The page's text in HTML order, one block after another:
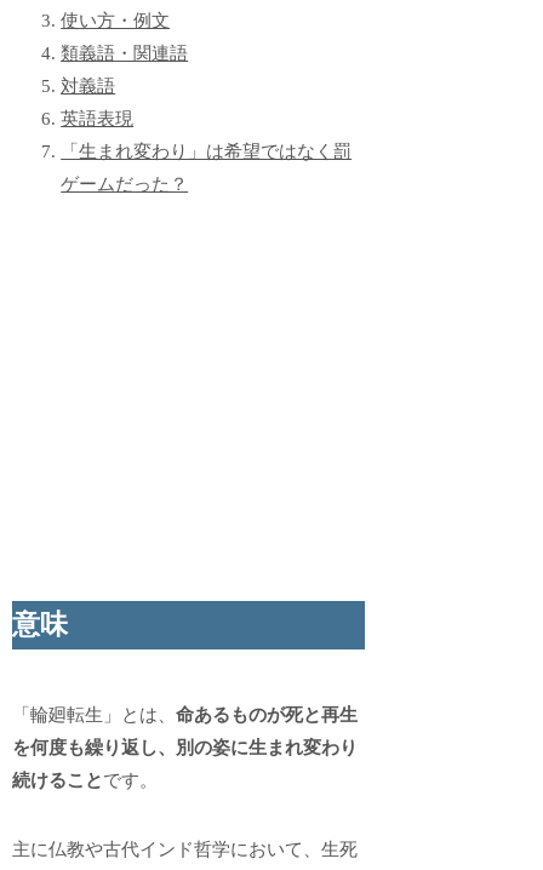
使い方・例文
類義語・関連語
対義語
英語表現
「生まれ変わり」は希望ではなく罰
ゲームだった？
意味
「輪廻転生」とは、命あるものが死と再生
を何度も繰り返し、別の姿に生まれ変わり
続けることです。
主に仏教や古代インド哲学において、生死